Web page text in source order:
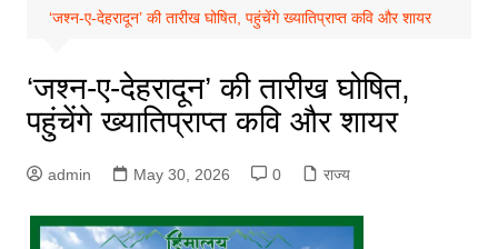
‘जश्न-ए-देहरादून’ की तारीख घोषित, पहुंचेंगे ख्यातिप्राप्त कवि और शायर
‘जश्न-ए-देहरादून’ की तारीख घोषित,
पहुंचेंगे ख्यातिप्राप्त कवि और शायर
admin May 30, 2026 0 राज्य